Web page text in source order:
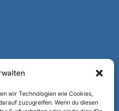
wir Technologien wie Cookies,
zuzugreifen. Wenn du diesen